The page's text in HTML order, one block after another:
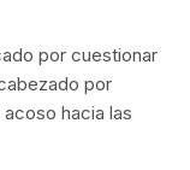
por cuestionar
por
hacia las